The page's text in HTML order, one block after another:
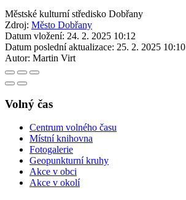
Městské kulturní středisko Dobřany
Zdroj: Město Dobřany
Datum vložení: 24. 2. 2025 10:12
Datum poslední aktualizace: 25. 2. 2025 10:10
Autor: Martin Virt
Volný čas
Centrum volného času
Místní knihovna
Fotogalerie
Geopunkturní kruhy
Akce v obci
Akce v okolí